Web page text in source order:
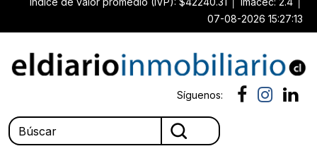
07-08-2026 15:27:13
Síguenos: